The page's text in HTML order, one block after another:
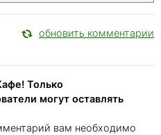
обновить комментарии
Только
могут оставлять
вам необходимо